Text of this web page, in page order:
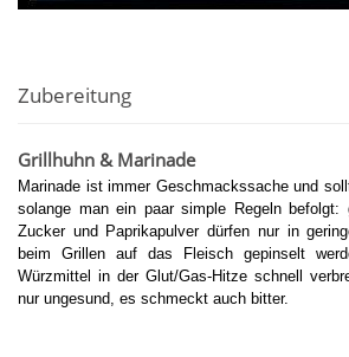
Zubereitung
Grillhuhn & Marinade
Marinade ist immer Geschmackssache und
solange man ein paar simple Regeln befolgt:
Zucker und Paprikapulver dürfen nur in
beim Grillen auf das Fleisch gepinselt
Würzmittel in der Glut/Gas-Hitze schnell
nur ungesund, es schmeckt auch bitter.